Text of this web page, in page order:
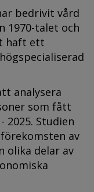
bedrivit vård
1970-talet och
haft ett
analysera
som fått
2025. Studien
av
olika delar av